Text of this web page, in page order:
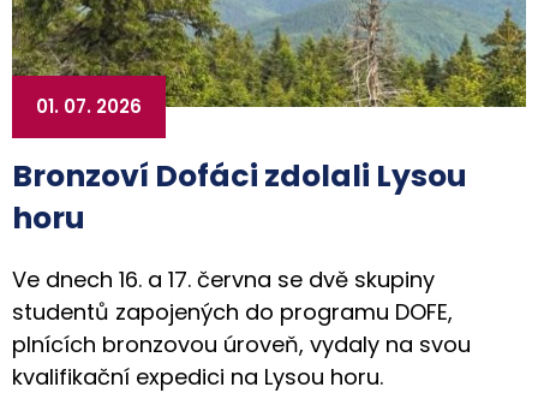
Bronzoví Dofáci zdolali Lysou
horu
01. 07. 2026
Ve dnech 16. a 17. června se dvě skupiny
studentů zapojených do programu DOFE,
plnících bronzovou úroveň, vydaly na svou
kvalifikační expedici na Lysou horu.